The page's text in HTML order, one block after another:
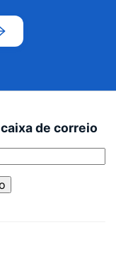
de correio